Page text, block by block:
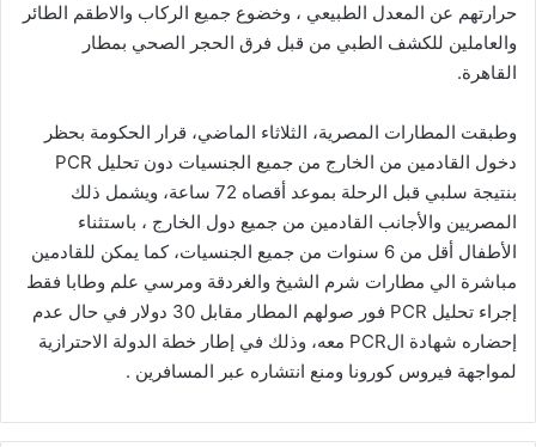
حرارتهم عن المعدل الطبيعي ، وخضوع جميع الركاب والاطقم الطائر
والعاملين للكشف الطبي من قبل فرق الحجر الصحي بمطار
القاهرة.
وطبقت المطارات المصرية، الثلاثاء الماضي، قرار الحكومة بحظر
دخول القادمين من الخارج من جميع الجنسيات دون تحليل PCR
بنتيجة سلبي قبل الرحلة بموعد أقصاه 72 ساعة، ويشمل ذلك
المصريين والأجانب القادمين من جميع دول الخارج ، باستثناء
الأطفال أقل من 6 سنوات من جميع الجنسيات، كما يمكن للقادمين
مباشرة الي مطارات شرم الشيخ والغردقة ومرسي علم وطابا فقط
إجراء تحليل PCR فور صولهم المطار مقابل 30 دولار في حال عدم
إحضاره شهادة الPCR معه، وذلك في إطار خطة الدولة الاحترازية
لمواجهة فيروس كورونا ومنع انتشاره عبر المسافرين .